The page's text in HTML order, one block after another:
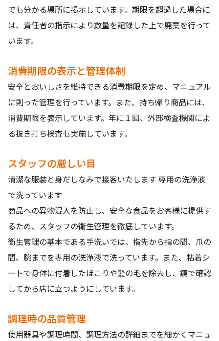
でも分かる場所に掲示しています。期限を超過した場合に
は、責任者の指示により数量を記録した上で廃棄を行って
います。
消費期限の表示と管理体制
安全とおいしさを維持できる消費期限を定め、マニュアル
に則った管理を行っています。また、持ち帰り商品には、
消費期限を表示しています。年に１回、外部検査機関によ
る抜き打ち検査も実施しています。
スタッフの厳しい目
清潔な服装と身だしなみで接客いたします 専用の洗浄液
で洗っています
商品への異物混入を防止し、安全な食品をお客様に提供す
るため、スタッフの衛生管理を徹底しています。
衛生管理の基本である手洗いでは、指先から指の間、爪の
間、腕までを専用の洗浄液で洗っています。また、粘着シ
ートで身体に付着したほこりや髪の毛を除去し、鏡で確認
してから店に立つようにしています。
調理時の品質管理
使用器具や調理時間、調理方法の詳細までを細かくマニュ